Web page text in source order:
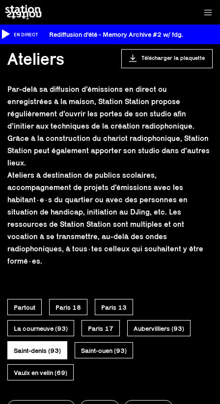
EN DIRECT Rediffusion d'été - Memory Archive #2 w/ fdg.
Ateliers Télécharger la plaquette
Par-delà sa diffusion d’émissions en direct ou
enregistrées à la maison, Station Station propose
régulièrement d’ouvrir les portes de son studio afin
d’initier aux techniques de la création radiophonique.
Grâce à la construction du chariot radiophonique, Station
Station peut également apporter son studio dans d’autres
lieux.
Ateliers à destination de publics scolaires,
accompagnement de projets d’émissions avec les
habitant·e·s du quartier ou avec des personnes en
situation de handicap, initiation au DJing, etc. Les
ressources de Station Station sont multiples et ont
vocation à se transmettre, au-delà des ondes
radiophoniques, à tous·tes celleux qui souhaitent y être
formé·es.
Partout Paris 18 Paris 13
La courneuve (93) Paris 17 Aubervilliers (93)
Saint-denis (93) Saint-ouen (93)
Vaulx en velin (69)